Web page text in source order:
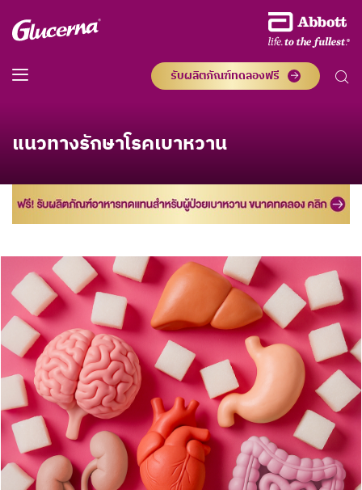
รับผลิตภัณฑ์ทดลองฟรี
แนวทางรักษาโรคเบาหวาน